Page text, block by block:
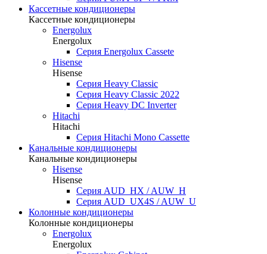
Кассетные кондиционеры
Кассетные кондиционеры
Energolux
Energolux
Серия Energolux Cassete
Hisense
Hisense
Серия Heavy Classic
Серия Heavy Classic 2022
Серия Heavy DC Inverter
Hitachi
Hitachi
Серия Hitachi Mono Cassette
Канальные кондиционеры
Канальные кондиционеры
Hisense
Hisense
Серия AUD_HX / AUW_H
Серия AUD_UX4S / AUW_U
Колонные кондиционеры
Колонные кондиционеры
Energolux
Energolux